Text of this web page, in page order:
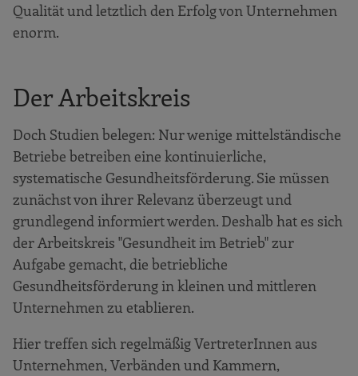
Qualität und letztlich den Erfolg von Unternehmen
enorm.
Der Arbeitskreis
Doch Studien belegen: Nur wenige mittelständische
Betriebe betreiben eine kontinuierliche,
systematische Gesundheitsförderung. Sie müssen
zunächst von ihrer Relevanz überzeugt und
grundlegend informiert werden. Deshalb hat es sich
der Arbeitskreis "Gesundheit im Betrieb" zur
Aufgabe gemacht, die betriebliche
Gesundheitsförderung in kleinen und mittleren
Unternehmen zu etablieren.
Hier treffen sich regelmäßig VertreterInnen aus
Unternehmen, Verbänden und Kammern,